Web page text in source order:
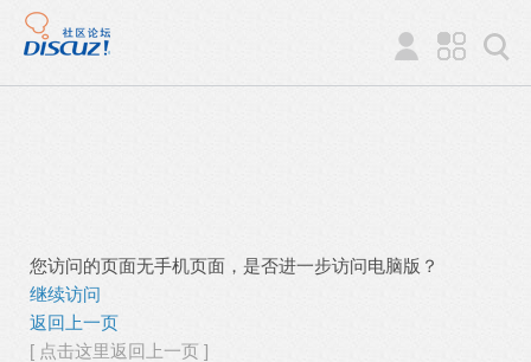
您访问的页面无手机页面，是否进一步访问电脑版？
继续访问
返回上一页
[ 点击这里返回上一页 ]